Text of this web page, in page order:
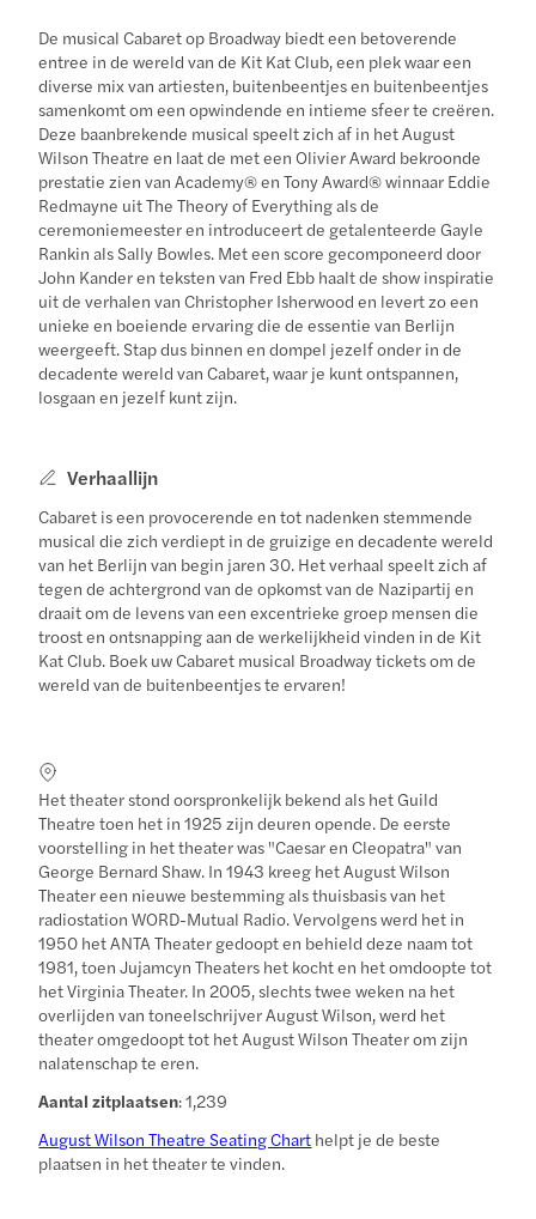
De musical Cabaret op Broadway biedt een betoverende
entree in de wereld van de Kit Kat Club, een plek waar een
diverse mix van artiesten, buitenbeentjes en buitenbeentjes
samenkomt om een opwindende en intieme sfeer te creëren.
Deze baanbrekende musical speelt zich af in het August
Wilson Theatre en laat de met een Olivier Award bekroonde
prestatie zien van Academy® en Tony Award® winnaar Eddie
Redmayne uit The Theory of Everything als de
ceremoniemeester en introduceert de getalenteerde Gayle
Rankin als Sally Bowles. Met een score gecomponeerd door
John Kander en teksten van Fred Ebb haalt de show inspiratie
uit de verhalen van Christopher Isherwood en levert zo een
unieke en boeiende ervaring die de essentie van Berlijn
weergeeft. Stap dus binnen en dompel jezelf onder in de
decadente wereld van Cabaret, waar je kunt ontspannen,
losgaan en jezelf kunt zijn.
Verhaallijn
Cabaret is een provocerende en tot nadenken stemmende
musical die zich verdiept in de gruizige en decadente wereld
van het Berlijn van begin jaren 30. Het verhaal speelt zich af
tegen de achtergrond van de opkomst van de Nazipartij en
draait om de levens van een excentrieke groep mensen die
troost en ontsnapping aan de werkelijkheid vinden in de Kit
Kat Club. Boek uw Cabaret musical Broadway tickets om de
wereld van de buitenbeentjes te ervaren!
Het theater stond oorspronkelijk bekend als het Guild
Theatre toen het in 1925 zijn deuren opende. De eerste
voorstelling in het theater was "Caesar en Cleopatra" van
George Bernard Shaw. In 1943 kreeg het August Wilson
Theater een nieuwe bestemming als thuisbasis van het
radiostation WORD-Mutual Radio. Vervolgens werd het in
1950 het ANTA Theater gedoopt en behield deze naam tot
1981, toen Jujamcyn Theaters het kocht en het omdoopte tot
het Virginia Theater. In 2005, slechts twee weken na het
overlijden van toneelschrijver August Wilson, werd het
theater omgedoopt tot het August Wilson Theater om zijn
nalatenschap te eren.
Aantal zitplaatsen: 1,239
August Wilson Theatre Seating Chart helpt je de beste
plaatsen in het theater te vinden.